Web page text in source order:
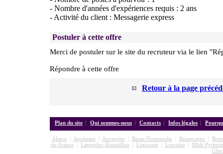
- Nombre d'années d'expériences requis : 2 ans
- Activité du client : Messagerie express
Postuler à cette offre
Merci de postuler sur le site du recruteur via le lien
Répondre à cette offre
Retour à la page
Plan du site | Qui sommes-nous | Contacts | Infos légales |
Alsace Aquitaine Auvergne Basse-Normandie Bourgogne
de-France| Langedoc-Roussillon Limousin Lorraine|
Midi-